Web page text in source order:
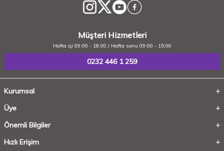
Müşteri Hizmetleri
Hafta içi 09:00 - 18:00 / Hafta sonu 09:00 - 15:00
0232 446 1 259
Kurumsal
Üye
Önemli Bilgiler
Hızlı Erişim